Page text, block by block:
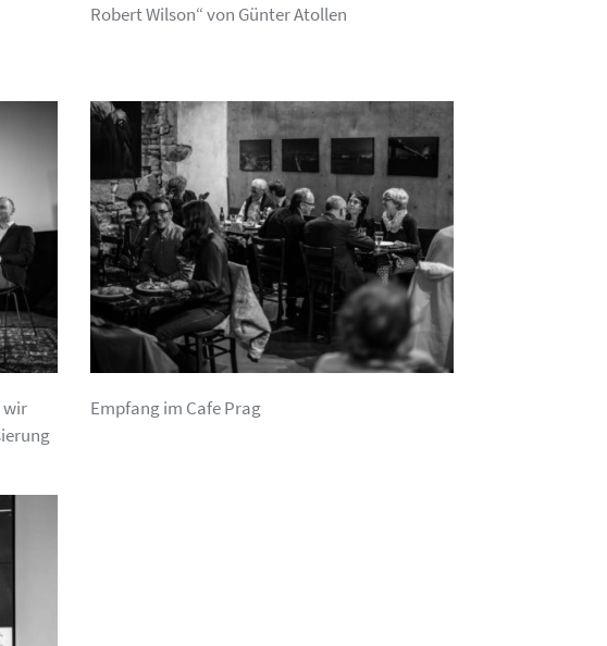
Robert Wilson“ von Günter Atollen
wir
Empfang im Cafe Prag